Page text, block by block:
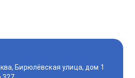
Бирюлёвская улица, дом 1